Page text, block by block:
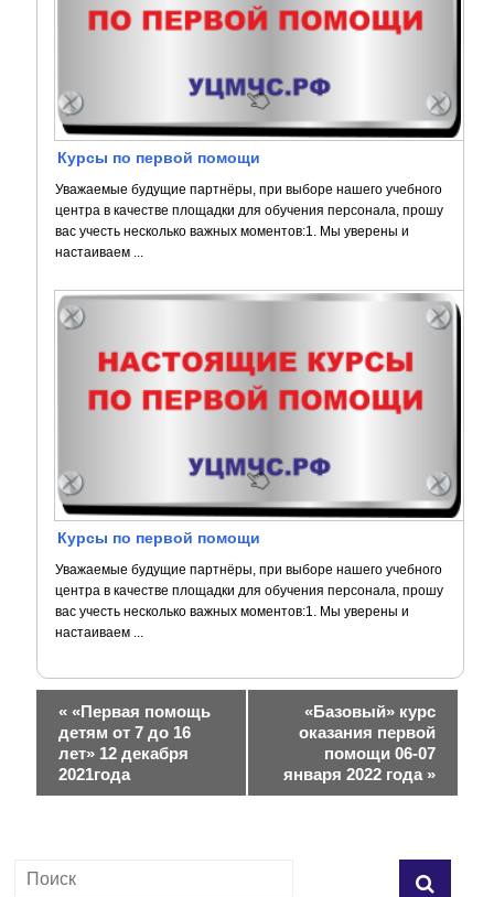
Курсы по первой помощи
Уважаемые будущие партнёры, при выборе нашего учебного
центра в качестве площадки для обучения персонала, прошу
вас учесть несколько важных моментов:1. Мы уверены и
настаиваем ...
Курсы по первой помощи
Уважаемые будущие партнёры, при выборе нашего учебного
центра в качестве площадки для обучения персонала, прошу
вас учесть несколько важных моментов:1. Мы уверены и
настаиваем ...
Н
в
г
« «Первая помощь
детям от 7 до 16
лет» 12 декабря
2021года
«Базовый» курс
оказания первой
помощи 06-07
января 2022 года »